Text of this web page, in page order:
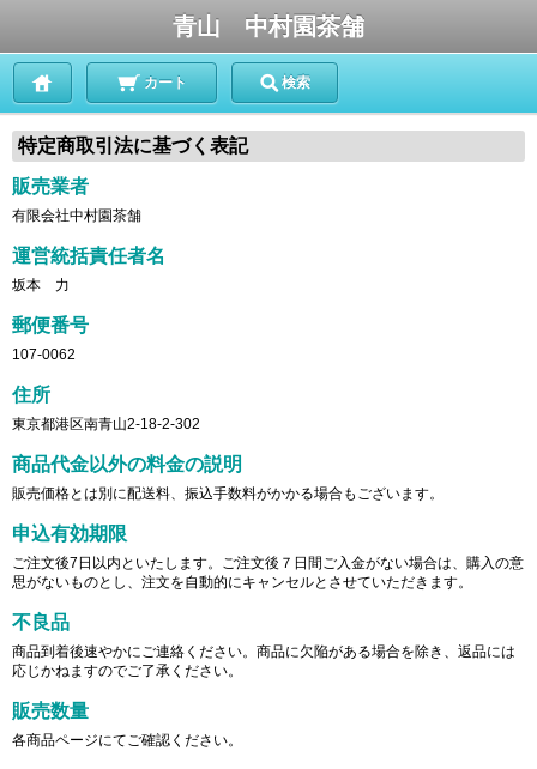
青山 中村園茶舗
カート 検索
特定商取引法に基づく表記
販売業者
有限会社中村園茶舗
運営統括責任者名
坂本 力
郵便番号
107-0062
住所
東京都港区南青山2-18-2-302
商品代金以外の料金の説明
販売価格とは別に配送料、振込手数料がかかる場合もございます。
申込有効期限
ご注文後7日以内といたします。ご注文後７日間ご入金がない場合は、購入の意
思がないものとし、注文を自動的にキャンセルとさせていただきます。
不良品
商品到着後速やかにご連絡ください。商品に欠陥がある場合を除き、返品には
応じかねますのでご了承ください。
販売数量
各商品ページにてご確認ください。